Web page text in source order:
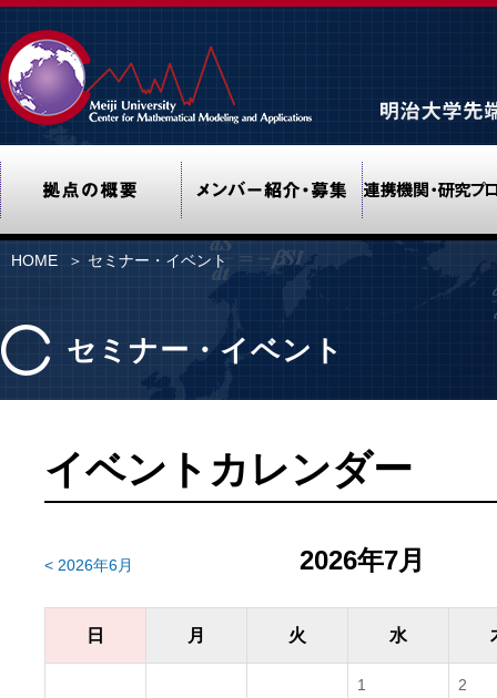
拠点の概要 メンバー紹介・募
HOME ＞ セミナー・イベント
セミナー・イベント
イベントカレンダー
< 2026年6月 2026年7月
日 月 火 水
1 2